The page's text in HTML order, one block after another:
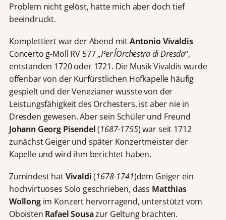
Problem nicht gelöst, hatte mich aber doch tief
beeindruckt.
Komplettiert war der Abend mitAntonio Vivaldis
Concerto g-Moll RV 577 „Per l´Orchestra di Dresda“,
entstanden 1720 oder 1721. Die Musik Vivaldis wurde
offenbar von der Kurfürstlichen Hofkapelle häufig
gespielt und der Venezianer wusste von der
Leistungsfähigkeit des Orchesters, ist aber nie in
Dresden gewesen. Aber sein Schüler und Freund
Johann Georg Pisendel(1687-1755) war seit 1712
zunächst Geiger und später Konzertmeister der
Kapelle und wird ihm berichtet haben.
Zumindest hatVivaldi(1678-1741)dem Geiger ein
hochvirtuoses Solo geschrieben, dass Matthias
Wollongim Konzert hervorragend, unterstützt vom
Oboisten Rafael Sousazur Geltung brachten.